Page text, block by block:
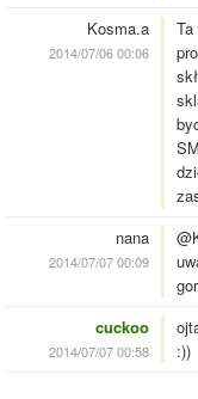
Kosma.a
2014/07/06 00:06
nana
2014/07/07 00:09
cuckoo
2014/07/07 00:58
:))